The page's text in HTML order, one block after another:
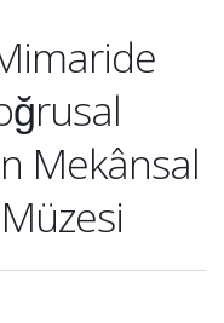
Mekânsal